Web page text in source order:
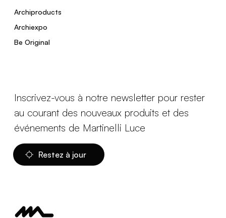
Archiproducts
Archiexpo
Be Original
Inscrivez-vous à notre newsletter pour rester
au courant des nouveaux produits et des
événements de Martinelli Luce
Restez à jour